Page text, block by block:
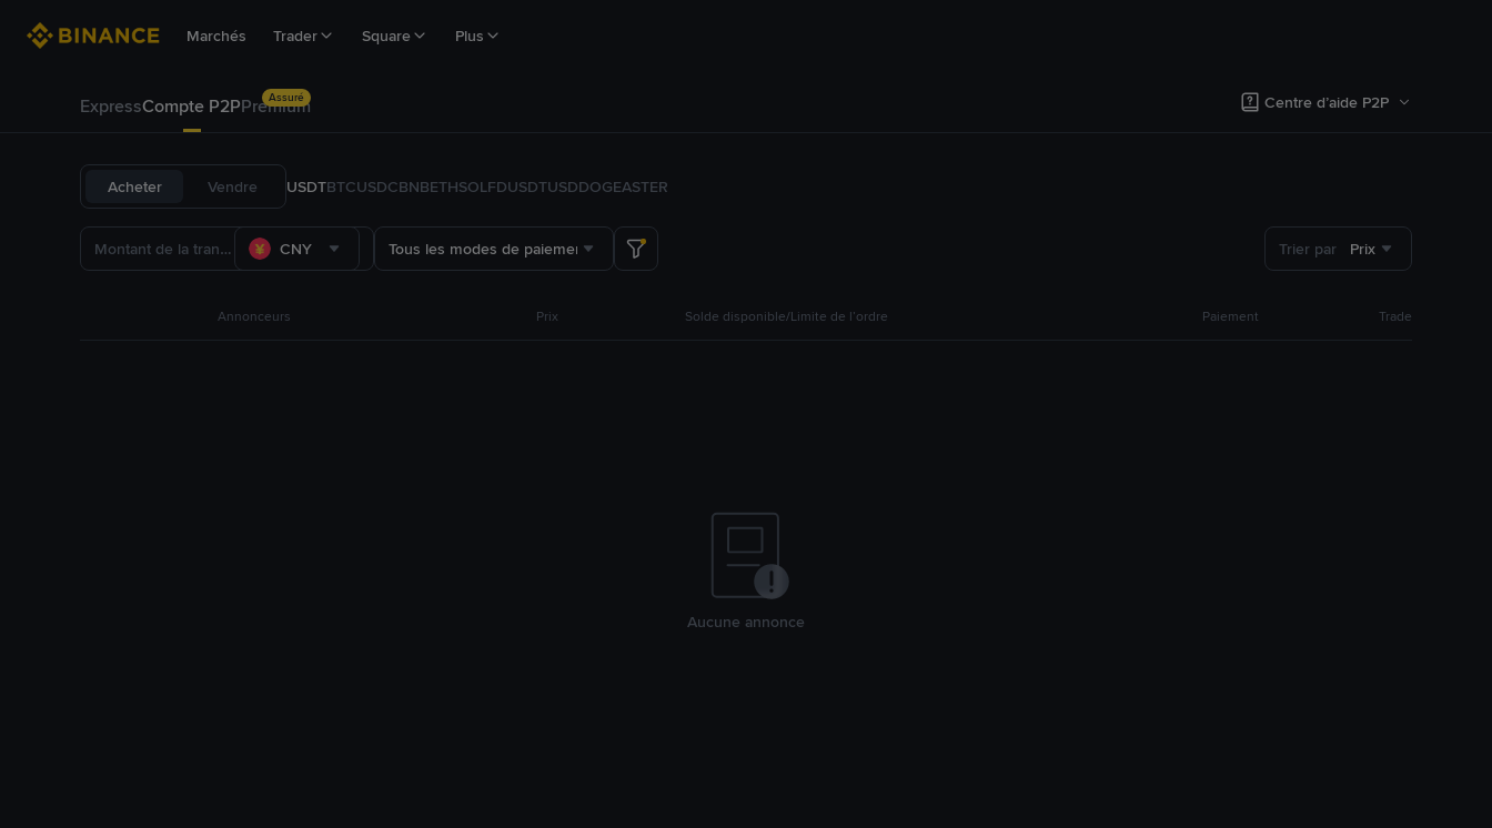
Marchés Trader Square Plus
ExpressCompte P2PPremium
Assuré Centre d’aide P2P
Acheter Vendre USDTBTCUSDCBNBETHSOLFDUSDTUSDDOGEASTER
CNY Tous les modes de paiement Trier par Prix
Annonceurs Prix Solde disponible/Limite de l’ordre Paiement Trade
Aucune annonce